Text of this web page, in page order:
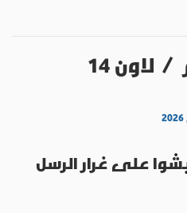
/ لاون 14
على غرار الرسل